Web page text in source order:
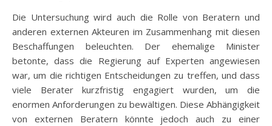
Die Untersuchung wird auch die Rolle von Beratern und
anderen externen Akteuren im Zusammenhang mit diesen
Beschaffungen beleuchten. Der ehemalige Minister
betonte, dass die Regierung auf Experten angewiesen
war, um die richtigen Entscheidungen zu treffen, und dass
viele Berater kurzfristig engagiert wurden, um die
enormen Anforderungen zu bewältigen. Diese Abhängigkeit
von externen Beratern könnte jedoch auch zu einer